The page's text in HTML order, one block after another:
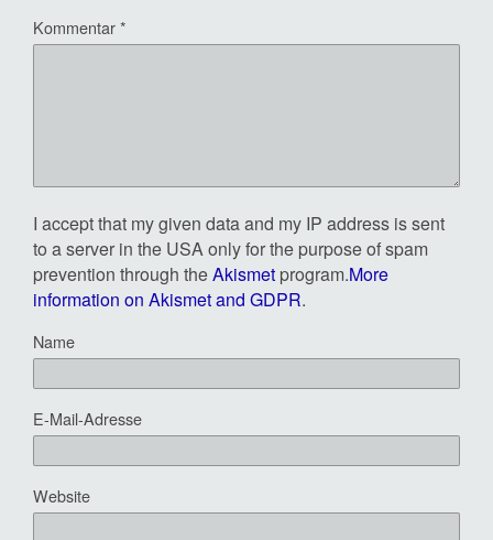
Kommentar*
I accept that my given data and my IP address is sent
to a server in the USA only for the purpose of spam
prevention through theAkismet program.More
information on Akismet and GDPR.
Name
E-Mail-Adresse
Website